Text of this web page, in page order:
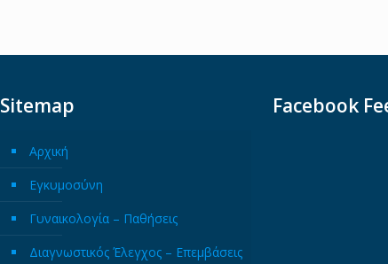
Sitemap
Αρχική
Εγκυμοσύνη
Γυναικολογία – Παθήσεις
Διαγνωστικός Έλεγχος – Επεμβάσεις
Facebook